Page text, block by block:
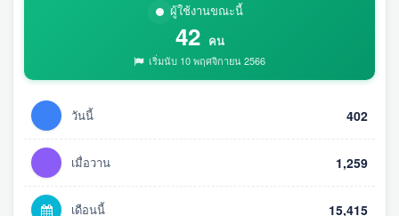
ผู้ใช้งานขณะนี้
42 คน
เริ่มนับ 10 พฤศจิกายน 2566
วันนี้ 402
เมื่อวาน 1,259
เดือนนี้ 15,415